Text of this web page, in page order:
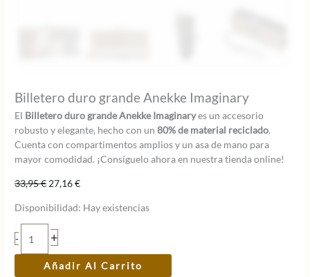
Billetero duro grande Anekke Imaginary
El Billetero duro grande Anekke Imaginaryes un accesorio
robusto y elegante, hecho con un80% de material reciclado.
Cuenta con compartimentos amplios y un asa de mano para
mayor comodidad. ¡Consíguelo ahora en nuestra tienda online!
33,95€ El
original
era:
33,95 €.
27,16€El
actual
Disponibilidad: Hay existencias
-
Billetero
duro
grande
+
Añadir Al Carrito